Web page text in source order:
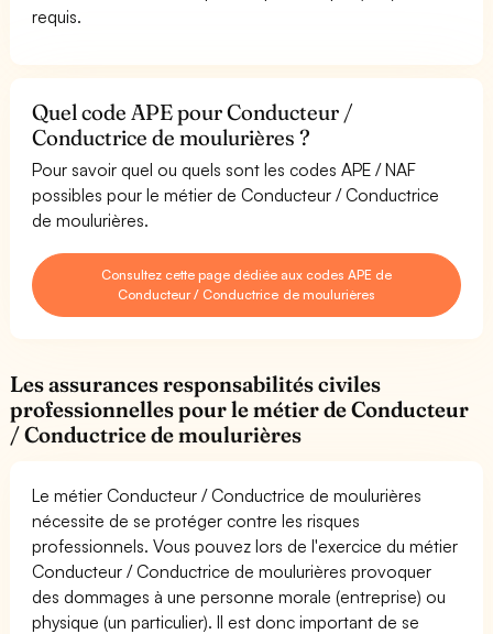
requis.
Quel code APE pour Conducteur /
Conductrice de moulurières ?
Pour savoir quel ou quels sont les codes APE / NAF
possibles pour le métier de Conducteur / Conductrice
de moulurières.
Consultez cette page dédiée aux codes APE de
Conducteur / Conductrice de moulurières
Les assurances responsabilités civiles
professionnelles pour le métier de Conducteur
/ Conductrice de moulurières
Le métier Conducteur / Conductrice de moulurières
nécessite de se protéger contre les risques
professionnels. Vous pouvez lors de l'exercice du métier
Conducteur / Conductrice de moulurières provoquer
des dommages à une personne morale (entreprise) ou
physique (un particulier). Il est donc important de se